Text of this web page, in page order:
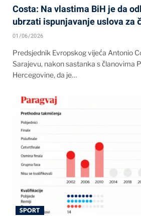
Costa: Na vlastima BiH je da
ubrzati ispunjavanje uslova za
01/06/2026
Predsjednik Evropskog vijeća Antonio
Sarajevu, nakon sastanka s članovima
Hercegovine, da je…
SPORT